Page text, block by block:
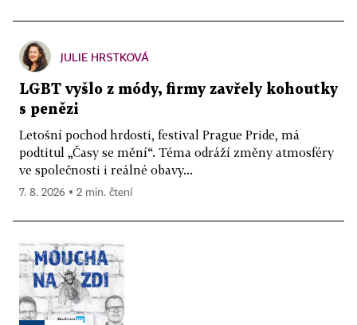
JULIE HRSTKOVÁ
LGBT vyšlo z módy, firmy zavřely kohoutky
s penězi
Letošní pochod hrdosti, festival Prague Pride, má
podtitul „Časy se mění“. Téma odráží změny atmosféry
ve společnosti i reálné obavy...
7. 8. 2026 ▪ 2 min. čtení